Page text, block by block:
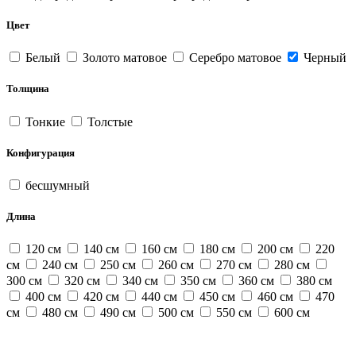
Цвет
Белый Золото матовое Серебро матовое Черный
Толщина
Тонкие Толстые
Конфигурация
бесшумный
Длина
120 см 140 см 160 см 180 см 200 см
220
см
240 см 250 см 260 см 270 см
280 см
300 см
320 см 340 см 350 см 360 см
380 см
400 см
420 см 440 см 450 см 460 см
470
см
480 см 490 см 500 см 550 см 600 см